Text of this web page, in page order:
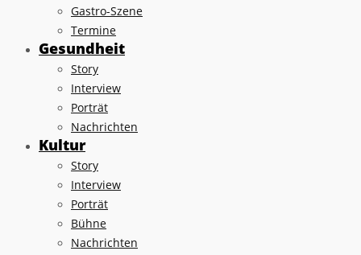
Gastro-Szene
Termine
Gesundheit
Story
Interview
Porträt
Nachrichten
Kultur
Story
Interview
Porträt
Bühne
Nachrichten